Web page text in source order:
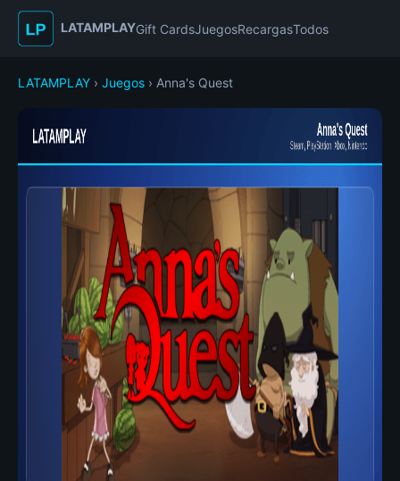
LATAMPLAYGift CardsJuegosRecargasTodos
LATAMPLAY › Juegos › Anna's Quest